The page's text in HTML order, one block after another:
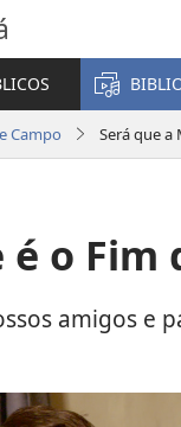
Campo Será que a
o Fim
amigos e